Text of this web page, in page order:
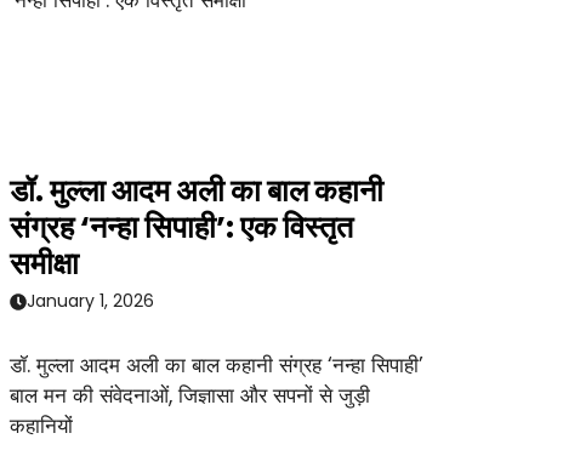
डॉ. मुल्ला आदम अली का बाल कहानी
संग्रह ‘नन्हा सिपाही’: एक विस्तृत
समीक्षा
January 1, 2026
डॉ. मुल्ला आदम अली का बाल कहानी संग्रह ‘नन्हा सिपाही’
बाल मन की संवेदनाओं, जिज्ञासा और सपनों से जुड़ी
कहानियों